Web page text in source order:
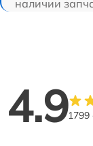
наличии
4.91799